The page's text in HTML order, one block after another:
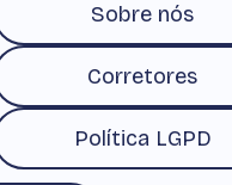
Sobre nós
Corretores
Política LGPD